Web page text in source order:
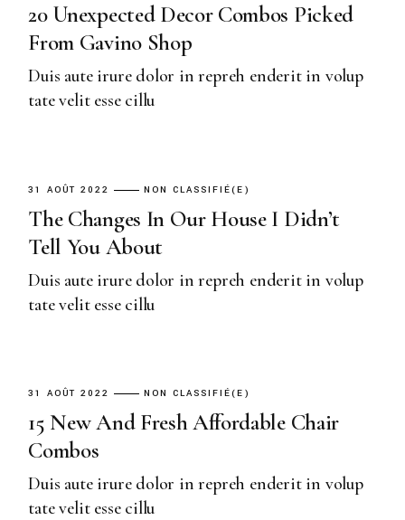
20 Unexpected Decor Combos Picked
From Gavino Shop
Duis aute irure dolor in repreh enderit in volup
tate velit esse cillu
31 AOÛT 2022 NON CLASSIFIÉ(E)
The Changes In Our House I Didn’t
Tell You About
Duis aute irure dolor in repreh enderit in volup
tate velit esse cillu
31 AOÛT 2022 NON CLASSIFIÉ(E)
15 New And Fresh Affordable Chair
Combos
Duis aute irure dolor in repreh enderit in volup
tate velit esse cillu